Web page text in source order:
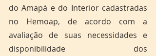
do Amapá e do Interior cadastradas
no Hemoap, de acordo com a
avaliação de suas necessidades e
disponibilidade dos